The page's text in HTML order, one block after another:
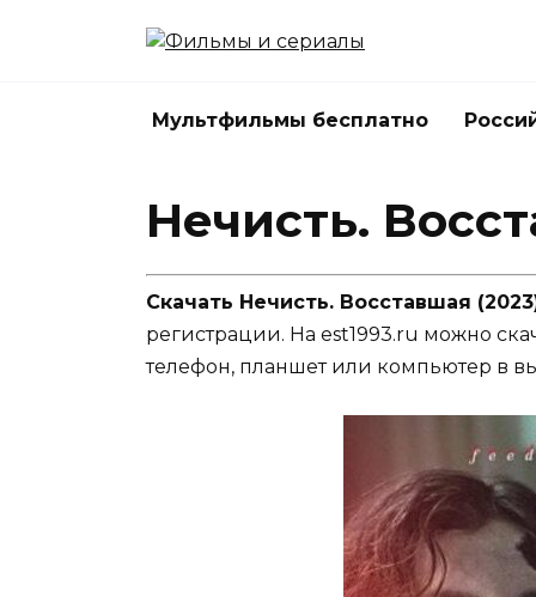
Мультфильмы бесплатно
Нечисть.
Скачать Нечисть. Восставшая
регистрации. На est1993.ru можно
телефон, планшет или компьютер в